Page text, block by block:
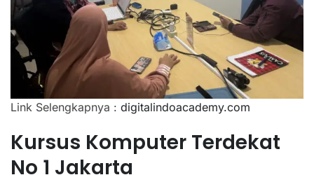
Link Selengkapnya : digitalindoacademy.com
Kursus Komputer Terdekat
No 1 Jakarta